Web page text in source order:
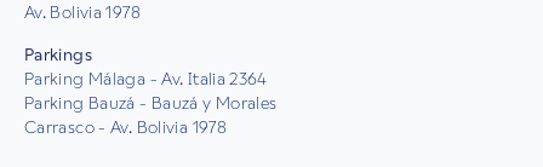
Av. Bolivia 1978
Parkings
Parking Málaga - Av. Italia 2364
Parking Bauzá - Bauzá y Morales
Carrasco - Av. Bolivia 1978